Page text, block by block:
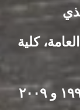
كلية
بجامعة دوملوبينار، بين عامي ۱۹۹۸ و ۲۰۰۹